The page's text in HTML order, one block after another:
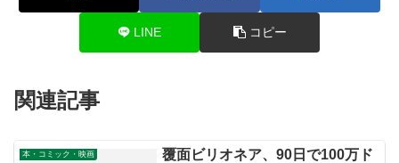
LINE コピー
関連記事
本・コミック・映画
覆面ビリオネア、90日で100万ド